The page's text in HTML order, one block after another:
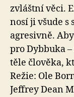
zvláštní věci.
nosí ji všude s
agresivně.
pro Dybbuka
těle člověka,
Režie: Ole
Jeffrey Dean